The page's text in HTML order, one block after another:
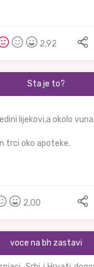
2,92
Sta je to?
lijekovi,a okolo
trci oko apoteke.
2,00
voce na bh zastavi